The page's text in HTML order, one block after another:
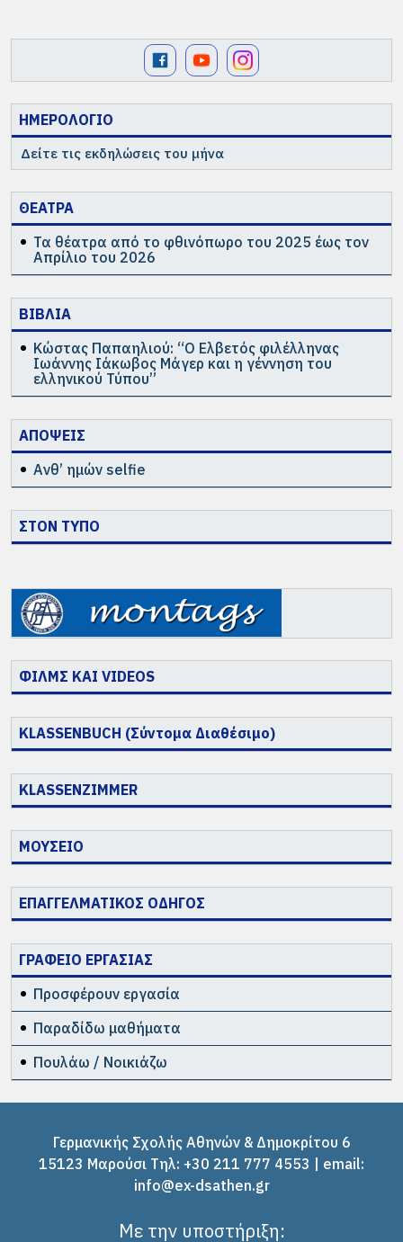
ΗΜΕΡΟΛΟΓΙΟ
Δείτε τις εκδηλώσεις του μήνα
ΘΕΑΤΡΑ
Τα θέατρα από το φθινόπωρο του 2025 έως τον
Απρίλιο του 2026
ΒΙΒΛΙΑ
Κώστας Παπαηλιού: “Ο Ελβετός φιλέλληνας
Ιωάννης Ιάκωβος Μάγερ και η γέννηση του
ελληνικού Τύπου”
ΑΠΟΨΕΙΣ
Ανθ’ ημών selfie
ΣΤΟΝ ΤΥΠΟ
ΦΙΛΜΣ ΚΑΙ VIDEOS
KLASSENBUCH (Σύντομα Διαθέσιμο)
KLASSENZIMMER
ΜΟΥΣΕΙΟ
ΕΠΑΓΓΕΛΜΑΤΙΚΟΣ ΟΔΗΓΟΣ
ΓΡΑΦΕΙΟ ΕΡΓΑΣΙΑΣ
Προσφέρουν εργασία
Παραδίδω μαθήματα
Πουλάω / Νοικιάζω
Γερμανικής Σχολής Αθηνών & Δημοκρίτου 6
15123 Μαρούσι Tηλ: +30 211 777 4553 | email:
info@ex-dsathen.gr
Με την υποστήριξη: